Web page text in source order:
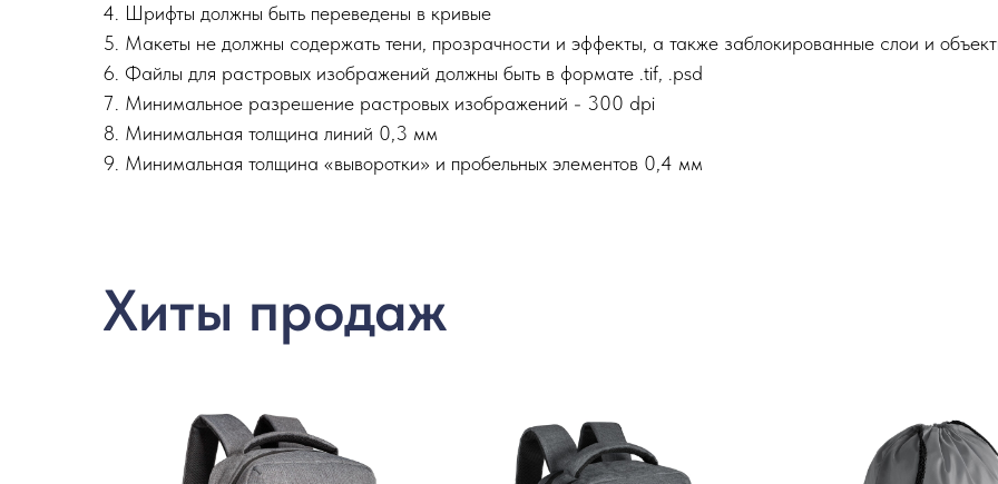
Шрифты должны быть переведены в кривые
Макеты не должны содержать тени, прозрачности и эффекты, а также заблокированные слои и
Файлы для растровых изображений должны быть в формате .tif, .psd
Минимальное разрешение растровых изображений - 300 dpi
Минимальная толщина линий 0,3 мм
Минимальная толщина «выворотки» и пробельных элементов 0,4 мм
Хиты продаж